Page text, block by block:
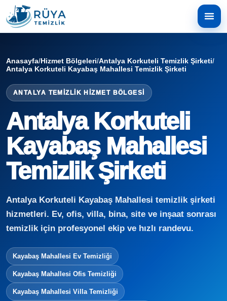
Anasayfa/Hizmet Bölgeleri/Antalya Korkuteli Temizlik Şirketi/
Antalya Korkuteli Kayabaş Mahallesi Temizlik Şirketi
ANTALYA TEMIZLIK HIZMET BÖLGESI
Antalya Korkuteli
Kayabaş Mahallesi
Temizlik Şirketi
Antalya Korkuteli Kayabaş Mahallesi temizlik şirketi
hizmetleri. Ev, ofis, villa, bina, site ve inşaat sonrası
temizlik için profesyonel ekip ve hızlı randevu.
Kayabaş Mahallesi Ev Temizliği
Kayabaş Mahallesi Ofis Temizliği
Kayabaş Mahallesi Villa Temizliği